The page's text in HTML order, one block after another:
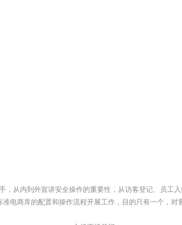
从内到外宣讲安全操作的重要性，从访客登记、员工
电商库的配置和操作流程开展工作，目的只有一个，